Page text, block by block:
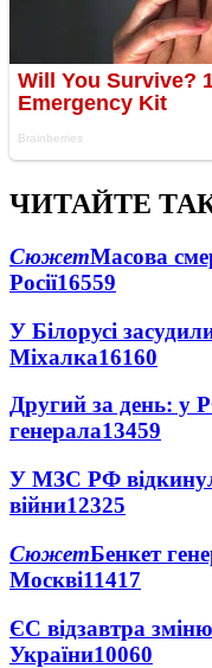
ЧИТАЙТЕ
СюжетМасова
Росії16559
У Білорусі
Міхалка16160
Другий за день: у
генерала13459
У МЗС РФ
війни12325
СюжетБенкет
Москві11417
ЄС відзавтра
України10060